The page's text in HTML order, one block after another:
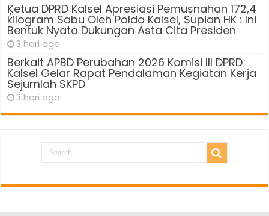
Ķetua DPRD Kalsel Apresiasi Pemusnahan 172,4
kilogram Sabu Oleh Polda Kalsel, Supian HK : Ini
Bentuk Nyata Dukungan Asta Cita Presiden
3 hari ago
Berkait APBD Perubahan 2026 Komisi III DPRD
Kalsel Gelar Rapat Pendalaman Kegiatan Kerja
Sejumlah SKPD
3 hari ago